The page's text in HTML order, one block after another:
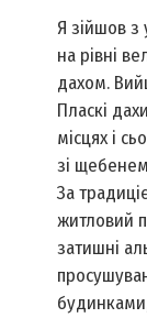
Я зійшов з
на рівні
дахом.
Пласкі
місцях і
зі
За
житловий
затишні